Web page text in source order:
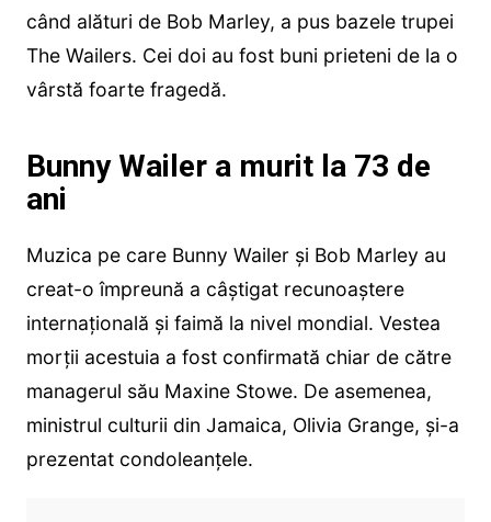
când alături de Bob Marley, a pus bazele trupei
The Wailers. Cei doi au fost buni prieteni de la o
vârstă foarte fragedă.
Bunny Wailer a murit la 73 de
ani
Muzica pe care Bunny Wailer și Bob Marley au
creat-o împreună a câștigat recunoaștere
internațională și faimă la nivel mondial. Vestea
morții acestuia a fost confirmată chiar de către
managerul său Maxine Stowe. De asemenea,
ministrul culturii din Jamaica, Olivia Grange, și-a
prezentat condoleanțele.